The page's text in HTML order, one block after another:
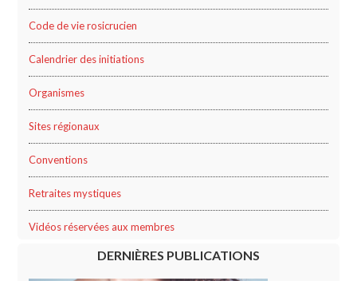
Code de vie rosicrucien
Calendrier des initiations
Organismes
Sites régionaux
Conventions
Retraites mystiques
Vidéos réservées aux membres
DERNIÈRES PUBLICATIONS